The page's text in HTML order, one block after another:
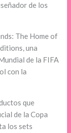
de los
The Home of
una
de la FIFA
con la
que
de la Copa
los sets